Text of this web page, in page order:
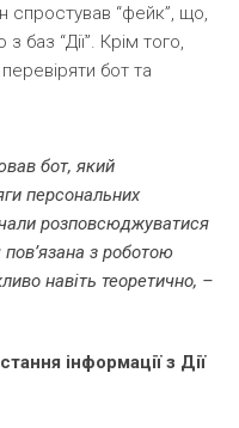
спростував “фейк”, що,
баз “Дії”. Крім того,
бот та
бот, який
персональних
розповсюджуватися
з роботою
навіть теоретично, –
інформації з Дії